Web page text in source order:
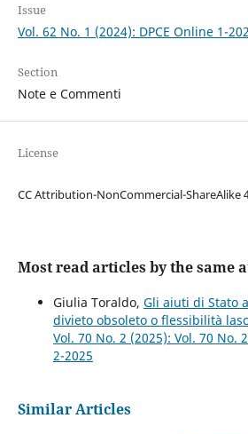
Issue
Vol. 62 No. 1 (2024): DPCE Online 1-
Section
Note e Commenti
License
CC Attribution-NonCommercial-ShareAlike
Most read articles by the same
Giulia Toraldo, Gli aiuti di Stato
divieto obsoleto o flessibilità
Vol. 70 No. 2 (2025): Vol. 70 No.
2-2025
Similar Articles